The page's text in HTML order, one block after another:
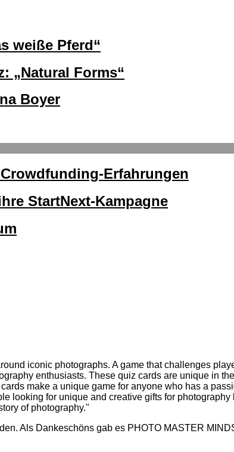
weiße Pferd“
„Natural Forms“
Boyer
Erfahrungen
StartNext-Kampagne
iconic photographs. A game that challenges
enthusiasts. These quiz cards are unique in
make a unique game for anyone who has a
looking for unique and creative gifts for
of photography."
Als Dankeschöns gab es PHOTO MASTER